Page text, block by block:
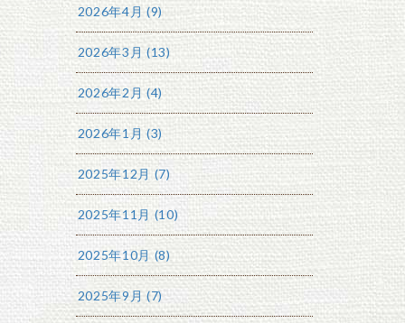
2026年4月 (9)
2026年3月 (13)
2026年2月 (4)
2026年1月 (3)
2025年12月 (7)
2025年11月 (10)
2025年10月 (8)
2025年9月 (7)